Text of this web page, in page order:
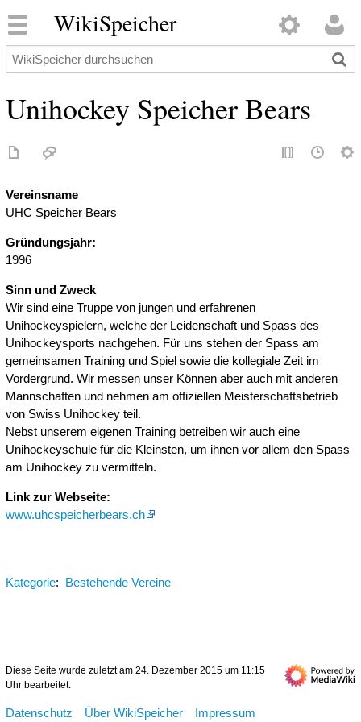
WikiSpeicher
Unihockey Speicher Bears
Vereinsname
UHC Speicher Bears
Gründungsjahr:
1996
Sinn und Zweck
Wir sind eine Truppe von jungen und erfahrenen
Unihockeyspielern, welche der Leidenschaft und Spass des
Unihockeysports nachgehen. Für uns stehen der Spass am
gemeinsamen Training und Spiel sowie die kollegiale Zeit im
Vordergrund. Wir messen unser Können aber auch mit anderen
Mannschaften und nehmen am offiziellen Meisterschaftsbetrieb
von Swiss Unihockey teil.
Nebst unserem eigenen Training betreiben wir auch eine
Unihockeyschule für die Kleinsten, um ihnen vor allem den Spass
am Unihockey zu vermitteln.
Link zur Webseite:
www.uhcspeicherbears.ch
Kategorie: Bestehende Vereine
Diese Seite wurde zuletzt am 24. Dezember 2015 um 11:15
Uhr bearbeitet.
Datenschutz Über WikiSpeicher Impressum